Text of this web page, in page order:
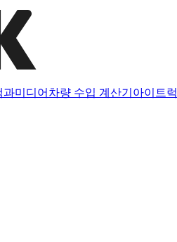
과미디어 차량 수입 계산기 아이트럭